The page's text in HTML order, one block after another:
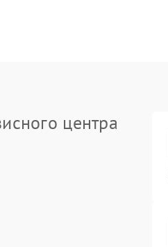
центра